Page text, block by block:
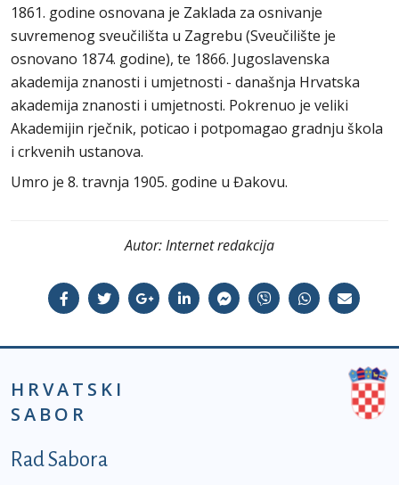
1861. godine osnovana je Zaklada za osnivanje
suvremenog sveučilišta u Zagrebu (Sveučilište je
osnovano 1874. godine), te 1866. Jugoslavenska
akademija znanosti i umjetnosti - današnja Hrvatska
akademija znanosti i umjetnosti. Pokrenuo je veliki
Akademijin rječnik, poticao i potpomagao gradnju škola
i crkvenih ustanova.
Umro je 8. travnja 1905. godine u Đakovu.
Autor:Internet redakcija
HRVATSKI
SABOR
Podnožje prvi izbornik
Rad Sabora